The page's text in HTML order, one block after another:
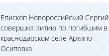
Епископ Новороссийский Сергий
совершил литию по погибшим в
краснодарском селе Архипо-
Осиповка